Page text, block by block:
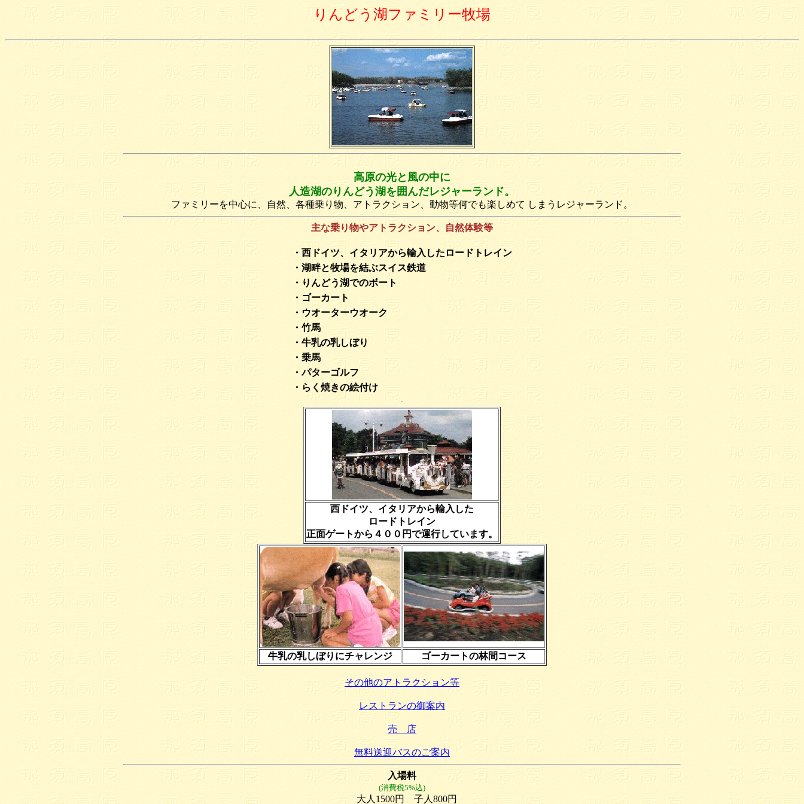
りんどう湖ファミリー牧場
高原の光と風の中に
人造湖のりんどう湖を囲んだレジャーランド。
ファミリーを中心に、自然、各種乗り物、アトラクション、動物等何でも楽しめて しまうレジャーランド。
主な乗り物やアトラクション、自然体験等
・西ドイツ、イタリアから輸入したロードトレイン
・湖畔と牧場を結ぶスイス鉄道
・りんどう湖でのボート
・ゴーカート
・ウオーターウオーク
・竹馬
・牛乳の乳しぼり
・乗馬
・パターゴルフ
・らく焼きの絵付け
西ドイツ、イタリアから輸入した
ロードトレイン
正面ゲートから４００円で運行しています。
牛乳の乳しぼりにチャレンジ ゴーカートの林間コース
その他のアトラクション等
レストランの御案内
売 店
無料送迎バスのご案内
入場料
(消費税5%込)
大人1500円 子人800円